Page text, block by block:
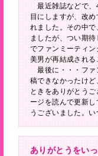
最近雑誌などで、
目にしますが、改
れました。その中
ましたが、つい期
でファンミーティ
美男が再結成され
最後に・・・ファ
稿できなかったけ
ときをありがとう
ージを読んで更新
うございました。
ありがとうをい